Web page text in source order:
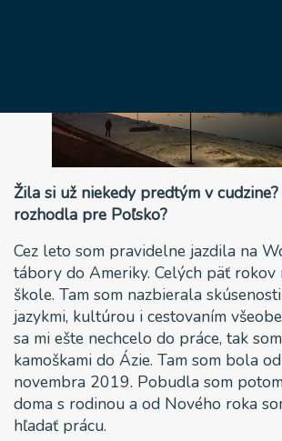
Žila si už niekedy predtým v
rozhodla pre Poľsko?
Cez leto som pravidelne jazdila na
tábory do Ameriky. Celých päť rokov
škole. Tam som nazbierala
jazykmi, kultúrou i cestovaním
sa mi ešte nechcelo do práce, tak
kamoškami do Ázie. Tam som bola
novembra 2019. Pobudla som
doma s rodinou a od Nového roka
hľadať prácu.